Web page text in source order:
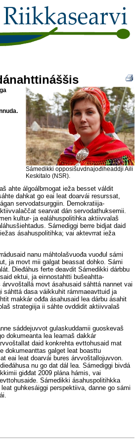
Sámedikki opposišuvdnajođiheaddji Aili
Keskitalo (NSR).
ahte álgoálbmogat ieža besset váldit
dahkat go eai leat doarvái resurssat,
servodatsurggiin. Demokratiija-
searvat dán servodathuksemii.
kultur- ja ealáhuspolitihka aktiivvalaš
Sámediggi berre bidjat daid
ásahuspolitihka; vai aktevrrat ieža
nanu máhtolašvuođa vuođul sámi
ja movt mii galgat beassat dohko. Sámi
Dieđáhus ferte deavdit Sámedikki dárbbu
ektui, ja einnostahtti bušeahtta-
movt ásahusaid sáhttá nannet vai
sáhttá dasa váikkuhit rámmaeavttuid ja
makkár ođđa ásahusaid lea dárbu ásahit
strategiija ii sáhte ovddidit aktiivvalaš
sáddejuvvot gulaskuddamii guoskevaš
dokumeanta lea leamaš dakkár
daid konkrehta evttohusaid mat
dokumeanttas galget leat boasttu
eai leat doarvái bures árvvoštallojuvvon.
nu go dat dál lea. Sámediggi bivdá
giđđat 2009 plána hámis, vai
Sámedikki ásahuspolitihkka
guhkesáiggi perspektiiva, danne go sámi